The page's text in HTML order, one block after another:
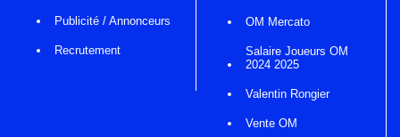
Publicité / Annonceurs
Recrutement
OM Mercato
Salaire Joueurs OM
2024 2025
Valentin Rongier
Vente OM